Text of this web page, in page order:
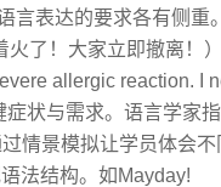
言表达的要求各有侧重
火了！大家立即撤离！
allergic reaction. I
状与需求。语言学家指
情景模拟让学员体会不
法结构。如Mayday!